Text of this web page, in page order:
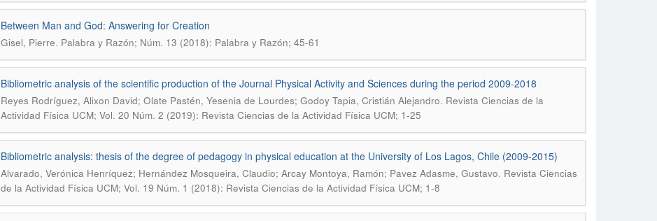
Between Man and God: Answering for Creation
Gisel, Pierre. Palabra y Razón; Núm. 13 (2018): Palabra y Razón; 45-61
Bibliometric analysis of the scientific production of the Journal Physical Activity and Sciences during the period 2009-2018
Reyes Rodríguez, Alixon David; Olate Pastén, Yesenia de Lourdes; Godoy Tapia, Cristián Alejandro. Revista Ciencias de la
Actividad Física UCM; Vol. 20 Núm. 2 (2019): Revista Ciencias de la Actividad Física UCM; 1-25
Bibliometric analysis: thesis of the degree of pedagogy in physical education at the University of Los Lagos, Chile (2009-2015)
Alvarado, Verónica Henríquez; Hernández Mosqueira, Claudio; Arcay Montoya, Ramón; Pavez Adasme, Gustavo. Revista Ciencias
de la Actividad Física UCM; Vol. 19 Núm. 1 (2018): Revista Ciencias de la Actividad Física UCM; 1-8